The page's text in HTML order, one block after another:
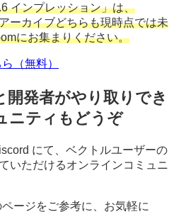
インプレッション」は、
ーカイブどちらも現時点では未
にお集まりください。
（無料）
発者がやり取りでき
ニティもどうぞ
にて、ベクトルユーザーの
いただけるオンラインコミュニ
ージをご参考に、お気軽に